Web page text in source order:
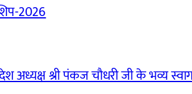
2026
अध्यक्ष श्री पंकज चौधरी जी के भव्य